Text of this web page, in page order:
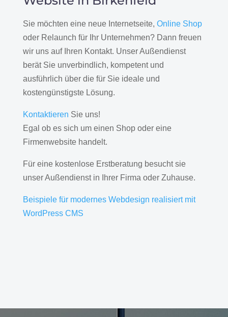
Sie möchten eine neue Internetseite, Online Shop
oder Relaunch für Ihr Unternehmen? Dann freuen
wir uns auf Ihren Kontakt. Unser Außendienst
berät Sie unverbindlich, kompetent und
ausführlich über die für Sie ideale und
kostengünstigste Lösung.
Kontaktieren Sie uns!
Egal ob es sich um einen Shop oder eine
Firmenwebsite handelt.
Für eine kostenlose Erstberatung besucht sie
unser Außendienst in Ihrer Firma oder Zuhause.
Beispiele für modernes Webdesign realisiert mit
WordPress CMS